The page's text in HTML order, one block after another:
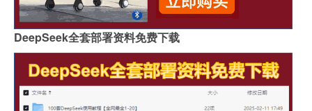
DeepSeek全套部署资料免费下载